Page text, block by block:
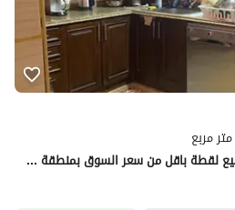
فرصة لهواة الاستثمار عمارة للبيع لقطة باقل من سعر السوق بمنطقة الفلل بالحي الخامس ب6اكتوبر علي المحور مباشرتا مموقع لن يتكرر عماره دبل فيس